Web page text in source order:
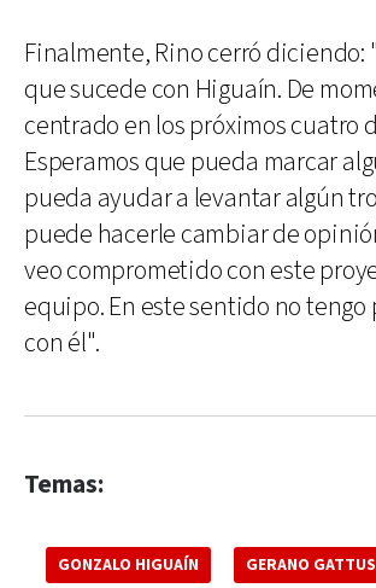
Finalmente, Rino cerró diciendo:
que sucede con Higuaín. De
centrado en los próximos cuatro
Esperamos que pueda marcar
pueda ayudar a levantar algún
puede hacerle cambiar de
veo comprometido con este
equipo. En este sentido no tengo
con él".
Temas:
GONZALO HIGUAÍN GERANO